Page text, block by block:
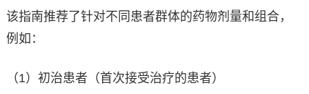
该指南推荐了针对不同患者群体的药物剂量和组合，
例如：
（1）初治患者（首次接受治疗的患者）